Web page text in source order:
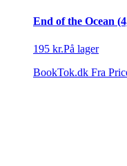
End of the Ocean
195 kr.På lager
BookTok.dk Fra